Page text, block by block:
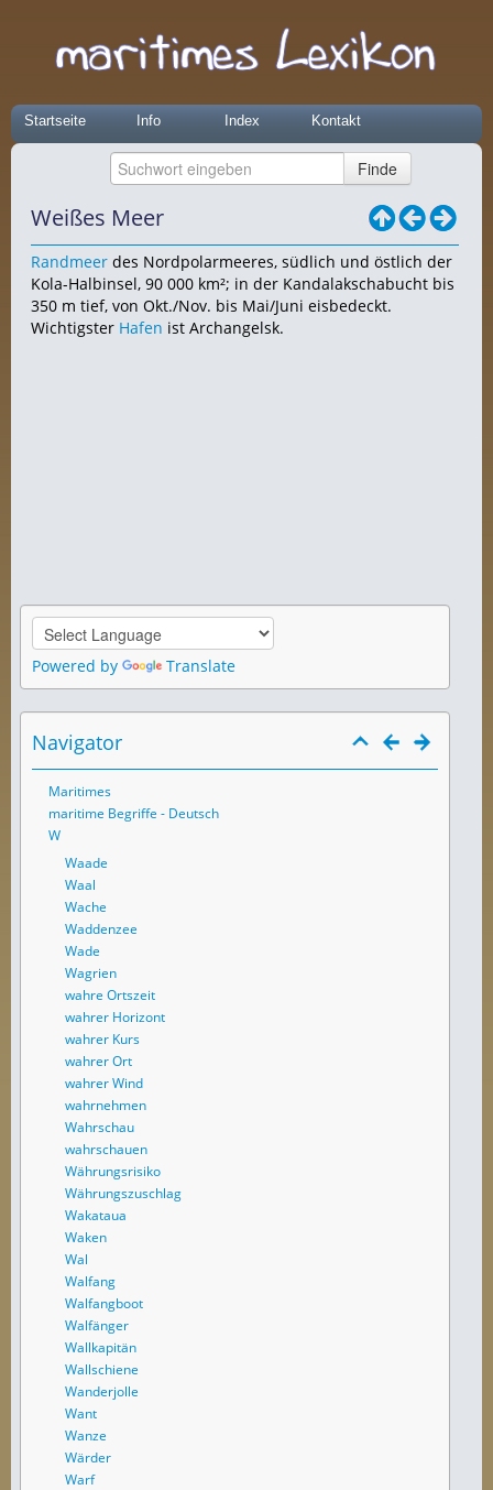
Startseite Info Index Kontakt
Weißes Meer
Randmeer des Nordpolarmeeres, südlich und östlich der
Kola-Halbinsel, 90 000 km²; in der Kandalakschabucht bis
350 m tief, von Okt./Nov. bis Mai/Juni eisbedeckt.
Wichtigster Hafen ist Archangelsk.
Powered by Translate
Navigator
Maritimes
maritime Begriffe - Deutsch
W
Waade
Waal
Wache
Waddenzee
Wade
Wagrien
wahre Ortszeit
wahrer Horizont
wahrer Kurs
wahrer Ort
wahrer Wind
wahrnehmen
Wahrschau
wahrschauen
Währungsrisiko
Währungszuschlag
Wakataua
Waken
Wal
Walfang
Walfangboot
Walfänger
Wallkapitän
Wallschiene
Wanderjolle
Want
Wanze
Wärder
Warf